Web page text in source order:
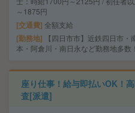
～1875円
交通費 全額支給
勤務地
【四日市市】近鉄四日市・
本・阿倉川・南日永など勤務地多数！
座り仕事！給与即払いOK！
査[派遣]